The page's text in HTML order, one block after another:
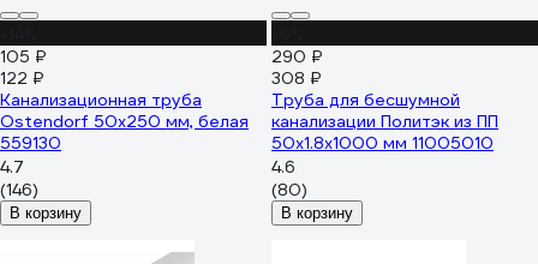
105 ₽
122 ₽
Канализационная труба
Ostendorf 50х250 мм, белая
559130
4.7
(146)
В корзину
290 ₽
308 ₽
Труба для бесшумной
канализации Политэк из ПП
50х1.8х1000 мм 11005010
4.6
(80)
В корзину